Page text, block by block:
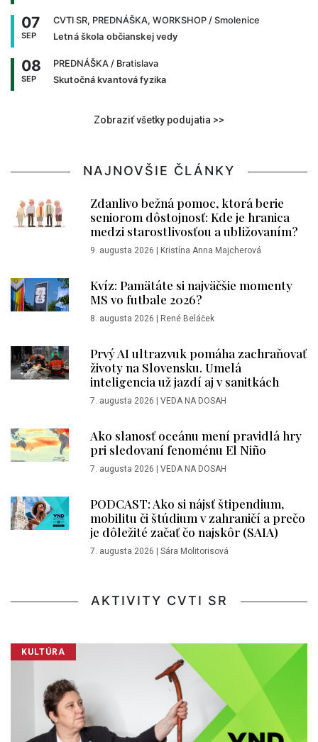
07
SEP
CVTI SR, PREDNÁŠKA, WORKSHOP / Smolenice
Letná škola občianskej vedy
08
SEP
PREDNÁŠKA / Bratislava
Skutočná kvantová fyzika
Zobraziť všetky podujatia >>
NAJNOVŠIE ČLÁNKY
Zdanlivo bežná pomoc, ktorá berie
seniorom dôstojnosť: Kde je hranica
medzi starostlivosťou a ubližovaním?
9. augusta 2026 Kristína Anna Majcherová
Kvíz: Pamätáte si najväčšie momenty
MS vo futbale 2026?
8. augusta 2026 René Beláček
Prvý AI ultrazvuk pomáha zachraňovať
životy na Slovensku. Umelá
inteligencia už jazdí aj v sanitkách
7. augusta 2026 VEDA NA DOSAH
Ako slanosť oceánu mení pravidlá hry
pri sledovaní fenoménu El Niño
7. augusta 2026 VEDA NA DOSAH
PODCAST: Ako si nájsť štipendium,
mobilitu či štúdium v zahraničí a prečo
je dôležité začať čo najskôr (SAIA)
7. augusta 2026 Sára Molitorisová
AKTIVITY CVTI SR
KULTÚRA